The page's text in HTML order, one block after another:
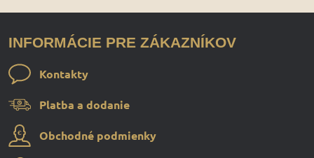
INFORMÁCIE PRE ZÁKAZNÍKOV
Kontakty
Platba a dodanie
Obchodné podmienky